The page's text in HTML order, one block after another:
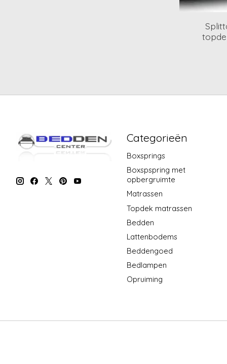
Categorieën
Boxsprings
Boxspspring met
opbergruimte
Matrassen
Topdek matrassen
Bedden
Lattenbodems
Beddengoed
Bedlampen
Opruiming